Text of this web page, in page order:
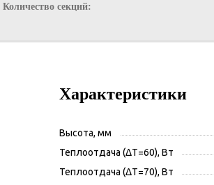
Количество секций:
Характеристики
Высота, мм
Теплоотдача (ΔT=60), Вт
Теплоотдача (ΔT=70), Вт